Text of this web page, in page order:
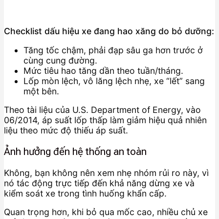
Checklist dấu hiệu xe đang hao xăng do bỏ dưỡng:
Tăng tốc chậm, phải đạp sâu ga hơn trước ở
cùng cung đường.
Mức tiêu hao tăng dần theo tuần/tháng.
Lốp mòn lệch, vô lăng lệch nhẹ, xe “lết” sang
một bên.
Theo tài liệu của U.S. Department of Energy, vào
06/2014, áp suất lốp thấp làm giảm hiệu quả nhiên
liệu theo mức độ thiếu áp suất.
Ảnh hưởng đến hệ thống an toàn
Không, bạn không nên xem nhẹ nhóm rủi ro này, vì
nó tác động trực tiếp đến khả năng dừng xe và
kiểm soát xe trong tình huống khẩn cấp.
Quan trọng hơn, khi bỏ qua mốc cao, nhiều chủ xe